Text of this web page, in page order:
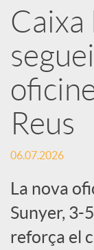
a
r
x
e
s
S
Caixa
Reus
06.07.2026
La nova
Sunyer, 3-
reforça el